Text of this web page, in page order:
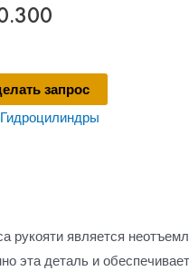
запрос
Гидроцилиндры
является
эта деталь и